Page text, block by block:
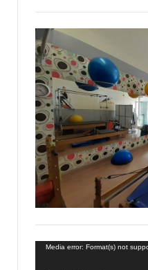
Tocador
Media error: Format(s) not